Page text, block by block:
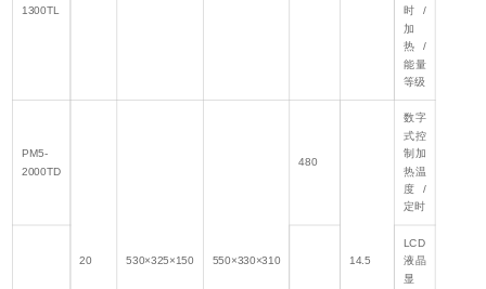
1300TL 时/
加
热/
能量
等级
PM5-
2000TD
20 530×325×150 550×330×310
480
14.5
数字
式控
制加
热温
度/
定时
LCD
液晶
显